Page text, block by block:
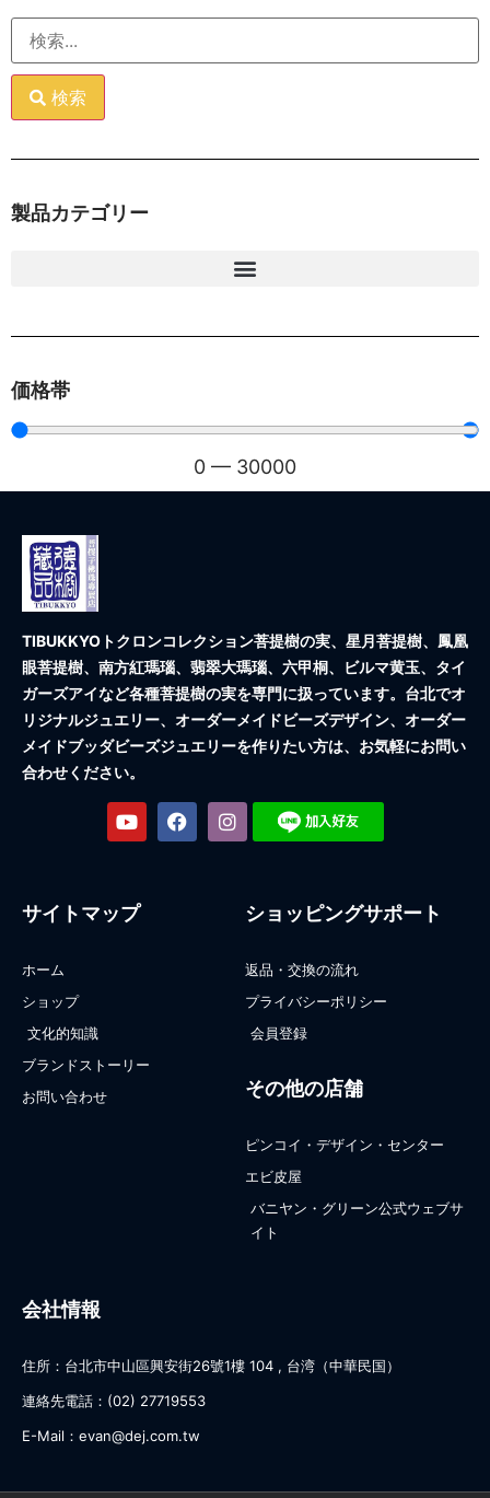
検索
製品カテゴリー
価格帯
0 — 30000
TIBUKKYOトクロンコレクション菩提樹の実、星月菩提樹、鳳凰
眼菩提樹、南方紅瑪瑙、翡翠大瑪瑙、六甲桐、ビルマ黄玉、タイ
ガーズアイなど各種菩提樹の実を専門に扱っています。台北でオ
リジナルジュエリー、オーダーメイドビーズデザイン、オーダー
メイドブッダビーズジュエリーを作りたい方は、お気軽にお問い
合わせください。
サイトマップ
ホーム
ショップ
文化的知識
ブランドストーリー
お問い合わせ
ショッピングサポート
返品・交換の流れ
プライバシーポリシー
会員登録
その他の店舗
ピンコイ・デザイン・センター
エビ皮屋
バニヤン・グリーン公式ウェブサ
イト
会社情報
住所：台北市中山區興安街26號1樓 104 , 台湾（中華民国）
連絡先電話：(02) 27719553
E-Mail：evan@dej.com.tw